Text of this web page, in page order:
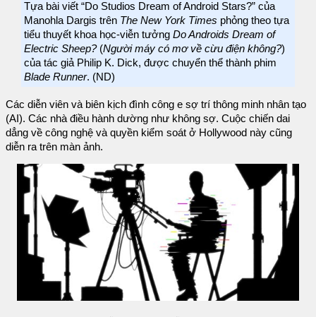
Tựa bài viết “Do Studios Dream of Android Stars?” của
Manohla Dargis trên The New York Times phỏng theo tựa
tiểu thuyết khoa học-viễn tưởng Do Androids Dream of
Electric Sheep?(Người máy có mơ về cừu điện không?)
của tác giả Philip K. Dick, được chuyển thể thành phim
Blade Runner. (ND)
Các diễn viên và biên kịch đình công e sợ trí thông minh nhân tạo
(AI). Các nhà điều hành dường như không sợ. Cuộc chiến dai
dẳng về công nghệ và quyền kiểm soát ở Hollywood này cũng
diễn ra trên màn ảnh.